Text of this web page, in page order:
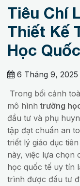
Tiêu Chí
Thiết Kế
Học
6 Tháng 9, 2025
Trong bối cảnh
mô hình trường
đầu tư và phụ
tập đạt chuẩn an
triết lý giáo dục
này, việc lựa chọn
học quốc tế uy tín
trình được đầu tư